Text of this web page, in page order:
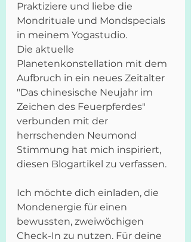
Praktiziere und liebe die
Mondrituale und Mondspecials
in meinem Yogastudio.
Die aktuelle
Planetenkonstellation mit dem
Aufbruch in ein neues Zeitalter
"Das chinesische Neujahr im
Zeichen des Feuerpferdes"
verbunden mit der
herrschenden Neumond
Stimmung hat mich inspiriert,
diesen Blogartikel zu verfassen.
Ich möchte dich einladen, die
Mondenergie für einen
bewussten, zweiwöchigen
Check-In zu nutzen. Für deine